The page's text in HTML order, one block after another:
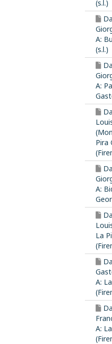
(s.l.)
A:
(s.l.)
A:
Pira
A:
La
A:
A: